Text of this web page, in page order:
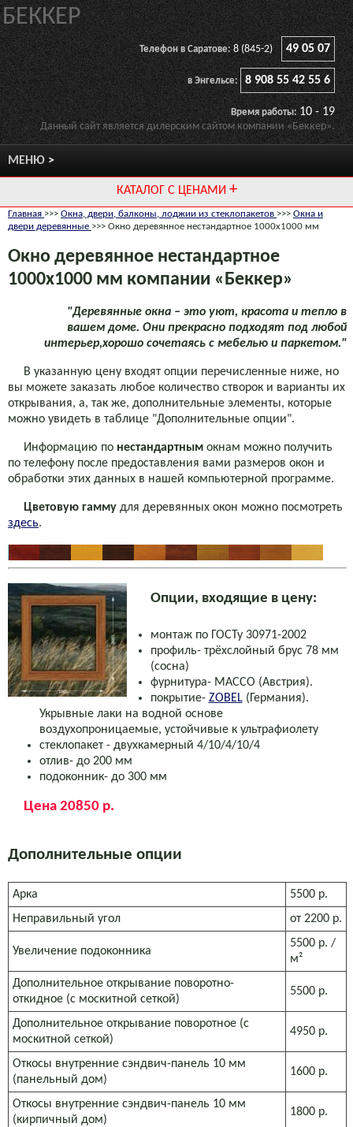
БЕККЕР
Телефон в Саратове: 8 (845-2) 49 05 07
в Энгельсе: 8 908 55 42 55 6
Время работы:10 - 19
Данный сайт является дилерским сайтом компании «Беккер».
МЕНЮ
КАТАЛОГ С ЦЕНАМИ
Главная >>> Окна, двери, балконы, лоджии из стеклопакетов >>> Окна и
двери деревянные >>> Окно деревянное нестандартное 1000х1000 мм
Окно деревянное нестандартное
1000х1000 мм компании «Беккер»
"Деревянные окна – это уют, красота и тепло в
вашем доме. Они прекрасно подходят под любой
интерьер,хорошо сочетаясь с мебелью и паркетом."
В указанную цену входят опции перечисленные ниже, но
вы можете заказать любое количество створок и варианты их
открывания, а, так же, дополнительные элементы, которые
можно увидеть в таблице "Дополнительные опции".
Информацию по нестандартным окнам можно получить
по телефону после предоставления вами размеров окон и
обработки этих данных в нашей компьютерной программе.
Цветовую гамму для деревянных окон можно посмотреть
здесь.
Опции, входящие в цену:
монтаж по ГОСТу 30971-2002
профиль- трёхслойный брус 78 мм
(сосна)
фурнитура- MACCO (Австрия).
покрытие- ZOBEL(Германия).
Укрывные лаки на водной основе
воздухопроницаемые, устойчивые к ультрафиолету
стеклопакет - двухкамерный 4/10/4/10/4
отлив- до 200 мм
подоконник- до 300 мм
Цена 20850 р.
Дополнительные опции
Арка
5500 р.
Неправильный угол
от 2200 р.
Увеличение подоконника
5500 р. /
м²
Дополнительное открывание поворотно-
откидное (с москитной сеткой)
5500 р.
Дополнительное открывание поворотное (с
москитной сеткой)
4950 р.
Откосы внутренние сэндвич-панель 10 мм
(панельный дом)
1600 р.
Откосы внутренние сэндвич-панель 10 мм
(кирпичный дом)
1800 р.